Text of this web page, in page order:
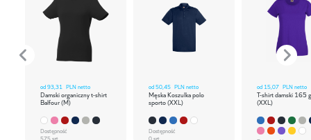
od93,31 PLN netto
Damski organiczny t-shirt
Balfour (M)
Dostępność
575 szt.
od50,45 PLN netto
Męska Koszulka polo
sporto (XXL)
Dostępność
0 szt.
od 15,07 PLN netto
T-shirt damski 165
(XXL)